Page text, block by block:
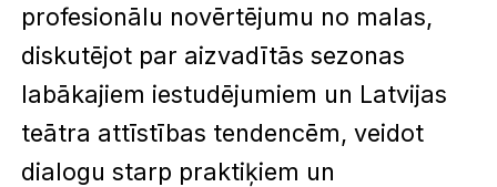
profesionālu novērtējumu no malas,
diskutējot par aizvadītās sezonas
labākajiem iestudējumiem un Latvijas
teātra attīstības tendencēm, veidot
dialogu starp praktiķiem un